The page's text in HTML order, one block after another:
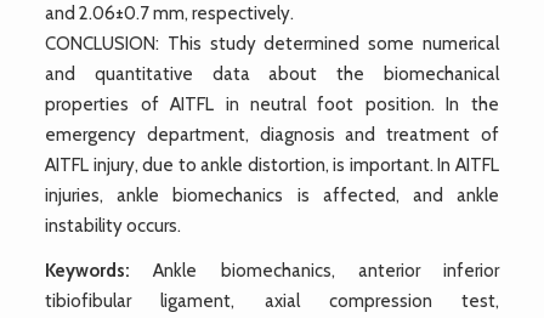
and 2.06±0.7 mm, respectively.
CONCLUSION: This study determined some numerical
and quantitative data about the biomechanical
properties of AITFL in neutral foot position. In the
emergency department, diagnosis and treatment of
AITFL injury, due to ankle distortion, is important. In AITFL
injuries, ankle biomechanics is affected, and ankle
instability occurs.
Keywords: Ankle biomechanics, anterior inferior
tibiofibular ligament, axial compression test,